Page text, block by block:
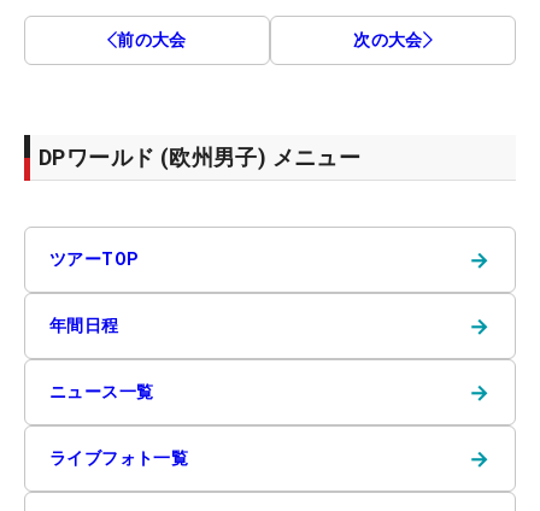
前の大会 次の大会
DPワールド (欧州男子) メニュー
ツアーTOP →
年間日程 →
ニュース一覧 →
ライブフォト一覧 →